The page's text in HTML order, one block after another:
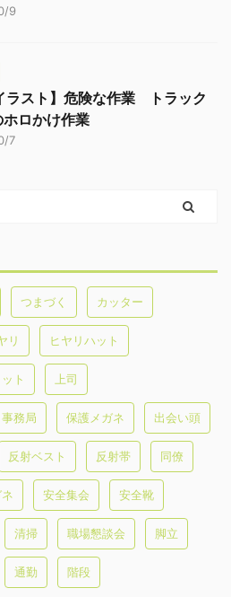
9
ラスト】危険な作業 トラック
ロかけ作業
7
つまづく カッター
リ ヒヤリハット
ト 上司
事務局 保護メガネ 出会い頭
反射ベスト 反射帯 同僚
安全集会 安全靴
清掃 職場懇談会 脚立
通勤 階段